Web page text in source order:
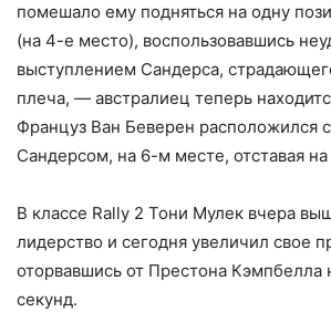
помешало ему подняться на одну
(на 4-е место), воспользовавшись
выступлением Сандерса,
плеча, — австралиец теперь
Француз Ван Беверен расположился
Сандерсом, на 6-м месте, отставая
В классе Rally 2 Тони Мулек вчера
лидерство и сегодня увеличил свое
оторвавшись от Престона Кэмпбелла
секунд.